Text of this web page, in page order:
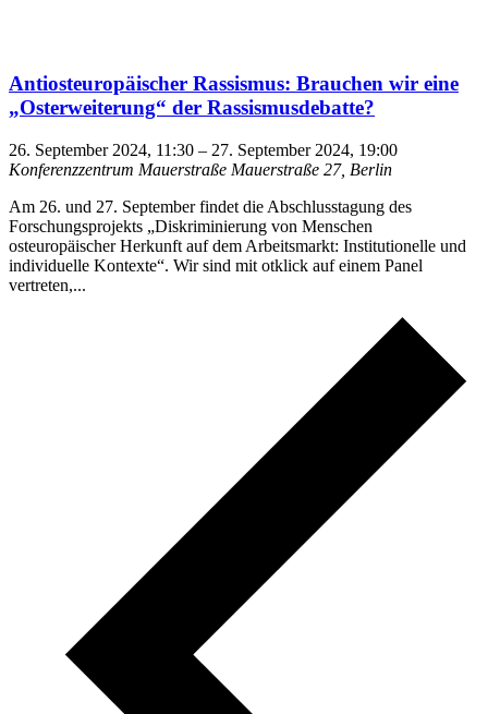
Antios­teu­ropäischer Rassismus: Brauchen wir eine
„Oster­weiterung“ der Rassismusdebatte?
26. September 2024, 11:30 – 27. September 2024, 19:00
Konferenzzentrum Mauerstraße Mauerstraße 27, Berlin
Am 26. und 27. September findet die Abschlusstagung des
Forschungsprojekts „Diskriminierung von Menschen
osteuropäischer Herkunft auf dem Arbeitsmarkt: Institutionelle und
individuelle Kontexte“. Wir sind mit otklick auf einem Panel
vertreten,...